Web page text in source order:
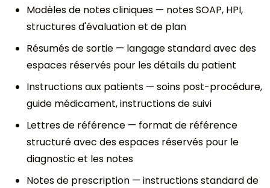
Modèles de notes cliniques — notes SOAP, HPI,
structures d'évaluation et de plan
Résumés de sortie — langage standard avec des
espaces réservés pour les détails du patient
Instructions aux patients — soins post-procédure,
guide médicament, instructions de suivi
Lettres de référence — format de référence
structuré avec des espaces réservés pour le
diagnostic et les notes
Notes de prescription — instructions standard de